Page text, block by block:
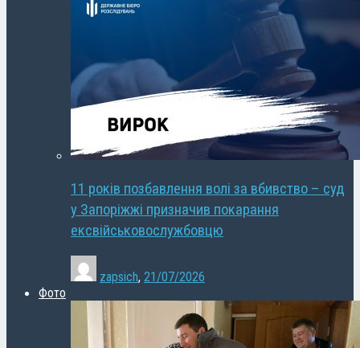
11 років позбавлення волі за вбивство – суд
у Запоріжжі призначив покарання
ексвійськовослужбовцю
zapsich, 21/07/2026
Фото